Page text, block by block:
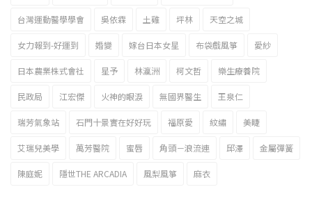
台灣運動醫學學會 吳依霖 土雞 坪林 天空之城
女力報到-好運到 婚變 嫁台日本女星 布袋戲風箏 愛紗
日本農業株式會社 星予 林瀛洲 柯文哲 樂生療養院
民政局 江宏傑 火神的眼淚 無國界醫生 王泉仁
瑞芳氣象站 石門十景實在好好玩 福原愛 紋繡 美睫
艾瑞兒美學 萬芳醫院 蜜唇 角頭－浪流連 邱澤 金屬彈簧
陳庭妮 隱世THE ARCADIA 風梨風箏 麻衣